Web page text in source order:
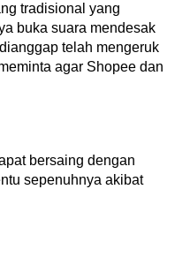
tradisional yang
buka suara mendesak
telah mengeruk
agar Shopee dan
bersaing dengan
sepenuhnya akibat